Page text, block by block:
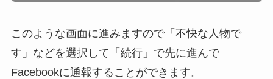
このような画面に進みますので「不快な人物で
す」などを選択して「続行」で先に進んで
Facebookに通報することができます。